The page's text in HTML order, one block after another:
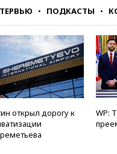
ПОДКАСТЫ
ТЕСТЫ
открыл дорогу к
WP: